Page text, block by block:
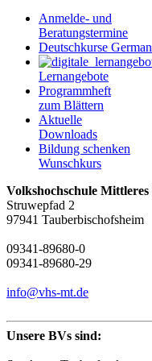
Anmelde- und
Beratungstermine
Deutschkurse
Lernangebote
Programmheft
zum Blättern
Aktuelle
Downloads
Bildung schenken
Wunschkurs
Volkshochschule
Struwepfad 2
97941 Tauberbischofsheim
09341-89680-0
09341-89680-29
info@vhs-mt.de
Unsere BVs sind: